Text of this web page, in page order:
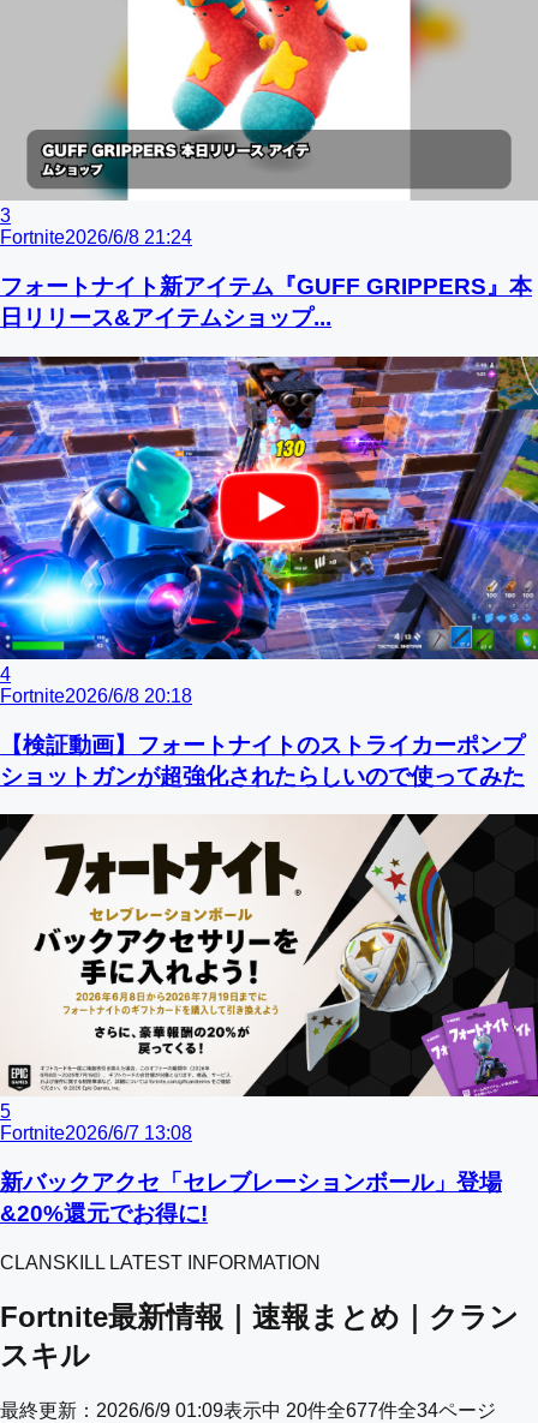
3
Fortnite2026/6/8 21:24
フォートナイト新アイテム『GUFF GRIPPERS』本
日リリース&アイテムショップ...
4
Fortnite2026/6/8 20:18
【検証動画】フォートナイトのストライカーポンプ
ショットガンが超強化されたらしいので使ってみた
5
Fortnite2026/6/7 13:08
新バックアクセ「セレブレーションボール」登場
&20%還元でお得に!
CLANSKILL LATEST INFORMATION
Fortnite最新情報｜速報まとめ｜クラン
スキル
最終更新： 2026/6/9 01:09表示中 20件全677件全34ページ